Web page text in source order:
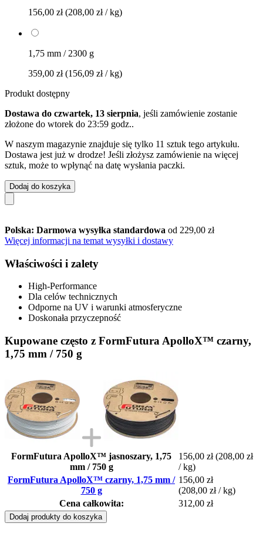
156,00 zł(208,00 zł / kg)
1,75 mm / 2300 g
359,00 zł(156,09 zł / kg)
Produkt dostępny
Dostawa do czwartek, 13 sierpnia, jeśli zamówienie zostanie
złożone do wtorek do 23:59 godz..
W naszym magazynie znajduje się tylko 11 sztuk tego artykułu.
Dostawa jest już w drodze! Jeśli złożysz zamówienie na więcej
sztuk, może to wpłynąć na datę wysłania paczki.
Dodaj do koszyka
Polska: Darmowa wysyłka standardowa od 229,00 zł
Więcej informacji na temat wysyłki i dostawy
Właściwości i zalety
High-Performance
Dla celów technicznych
Odporne na UV i warunki atmosferyczne
Doskonała przyczepność
Kupowane często z FormFutura ApolloX™ czarny,
1,75 mm / 750 g
FormFutura ApolloX™ jasnoszary, 1,75
mm / 750 g
156,00 zł (208,00 zł
/ kg)
FormFutura ApolloX™ czarny, 1,75 mm /
750 g
156,00 zł
(208,00 zł / kg)
Cena całkowita:
312,00 zł
Dodaj produkty do koszyka